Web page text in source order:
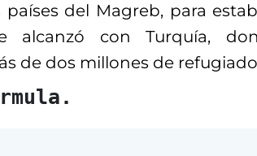
del Magreb, para
alcanzó con Turquía,
de dos millones de